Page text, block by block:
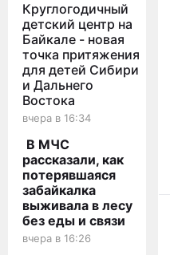
Круглогодичный
детский центр на
Байкале - новая
точка притяжения
для детей Сибири
и Дальнего
Востока
вчера в 16:34
В МЧС
рассказали, как
потерявшаяся
забайкалка
выживала в лесу
без еды и связи
вчера в 16:26